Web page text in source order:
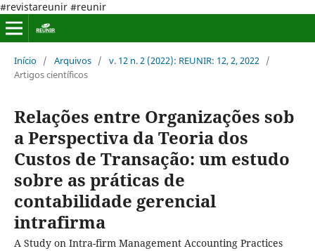
#revistareunir #reunir
Início / Arquivos / v. 12 n. 2 (2022): REUNIR: 12, 2, 2022 /
Artigos científicos
Relações entre Organizações sob
a Perspectiva da Teoria dos
Custos de Transação: um estudo
sobre as práticas de
contabilidade gerencial
intrafirma
A Study on Intra-firm Management Accounting Practices